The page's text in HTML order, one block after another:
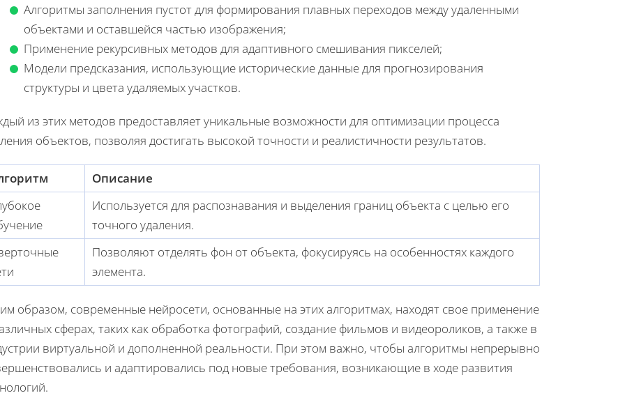
Алгоритмы заполнения пустот для формирования плавных переходов между удаленными
объектами и оставшейся частью изображения;
Применение рекурсивных методов для адаптивного смешивания пикселей;
Модели предсказания, использующие исторические данные для прогнозирования
структуры и цвета удаляемых участков.
из этих методов предоставляет уникальные возможности для оптимизации процесса
объектов, позволяя достигать высокой точности и реалистичности результатов.
Описание
Используется для распознавания и выделения границ объекта с целью его
точного удаления.
Позволяют отделять фон от объекта, фокусируясь на особенностях каждого
элемента.
образом, современные нейросети, основанные на этих алгоритмах, находят свое применение
сферах, таких как обработка фотографий, создание фильмов и видеороликов, а также в
виртуальной и дополненной реальности. При этом важно, чтобы алгоритмы непрерывно
и адаптировались под новые требования, возникающие в ходе развития